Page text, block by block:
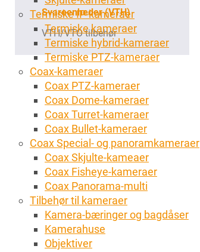
Termiske IP-kameraer
Termiske kameraer
Termiske hybrid-kameraer
Termiske PTZ-kameraer
Coax-kameraer
Coax PTZ-kameraer
Coax Dome-kameraer
Coax Turret-kameraer
Coax Bullet-kameraer
Coax Special- og panoramkameraer
Coax Skjulte-kameaer
Coax Fisheye-kameraer
Coax Panorama-multi
Tilbehør til kameraer
Kamera-bæringer og bagdåser
Kamerahuse
Objektiver
Svareenheder (VTH)
VTH/VTO tilbehør